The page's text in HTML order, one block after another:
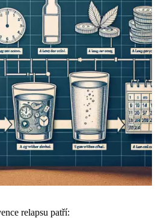
relapsu patří: